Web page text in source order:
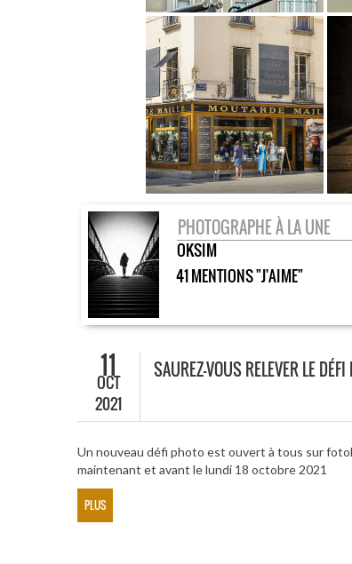
PHOTOGRAPHE À LA UNE
OKSIM
41 MENTIONS "J'AIME"
11
OCT
2021
SAUREZ-VOUS RELEVER LE
Un nouveau défi photo est ouvert à tous sur
maintenant et avant le lundi 18 octobre 2021
PLUS